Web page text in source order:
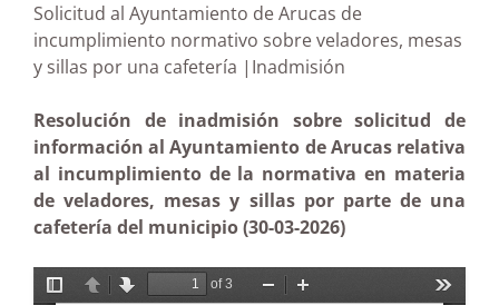
Solicitud al Ayuntamiento de Arucas de
incumplimiento normativo sobre veladores, mesas
y sillas por una cafetería |Inadmisión
Resolución de inadmisión sobre solicitud de
información al Ayuntamiento de Arucas relativa
al incumplimiento de la normativa en materia
de veladores, mesas y sillas por parte de una
cafetería del municipio (30-03-2026)